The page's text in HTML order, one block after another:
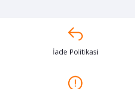
İade Politikasi